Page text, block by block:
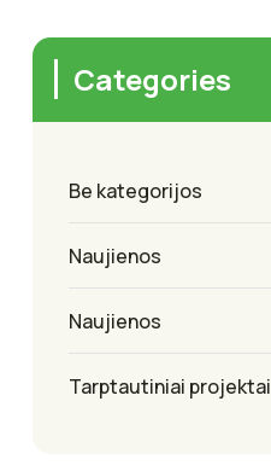
Categories
Be kategorijos
Naujienos
Naujienos
Tarptautiniai projektai